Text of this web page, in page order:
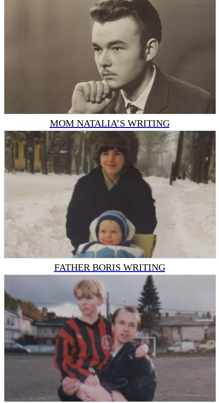
MOM NATALIA’S WRITING
FATHER BORIS WRITING